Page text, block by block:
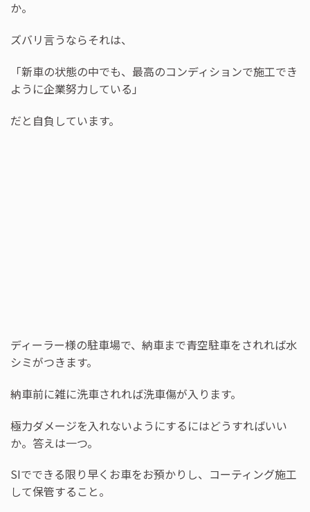
か。
ズバリ言うならそれは、
「新車の状態の中でも、最高のコンディションで施工でき
ように企業努力している」
だと自負しています。
ディーラー様の駐車場で、納車まで青空駐車をされれば水
シミがつきます。
納車前に雑に洗車されれば洗車傷が入ります。
極力ダメージを入れないようにするにはどうすればいい
か。答えは一つ。
SIでできる限り早くお車をお預かりし、コーティング施工
して保管すること。